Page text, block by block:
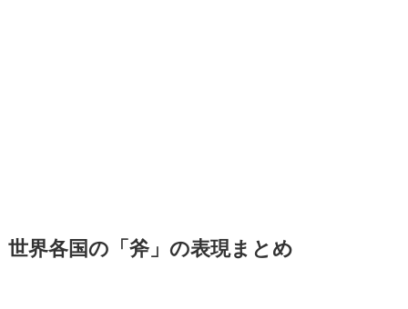
世界各国の「斧」の表現まとめ